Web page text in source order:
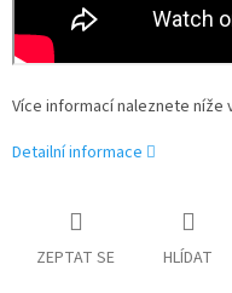
Více informací naleznete
Detailní informace
ZEPTAT SE HLÍDAT